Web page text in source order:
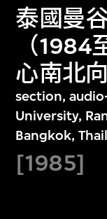
泰國曼
（
心南北
section,
University,
Bangkok,
[1985]